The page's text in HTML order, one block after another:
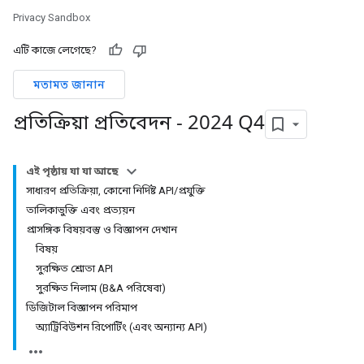
Privacy Sandbox
এটি কাজে লেগেছে?
মতামত জানান
প্রতিক্রিয়া প্রতিবেদন - 2024 Q4
এই পৃষ্ঠায় যা যা আছে
সাধারণ প্রতিক্রিয়া, কোনো নির্দিষ্ট API/প্রযুক্তি
তালিকাভুক্তি এবং প্রত্যয়ন
প্রাসঙ্গিক বিষয়বস্তু ও বিজ্ঞাপন দেখান
বিষয়
সুরক্ষিত শ্রোতা API
সুরক্ষিত নিলাম (B&A পরিষেবা)
ডিজিটাল বিজ্ঞাপন পরিমাপ
অ্যাট্রিবিউশন রিপোর্টিং (এবং অন্যান্য API)